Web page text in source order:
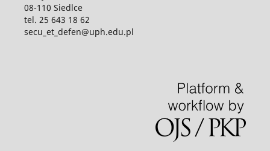
08-110 Siedlce
tel. 25 643 18 62
secu_et_defen@uph.edu.pl